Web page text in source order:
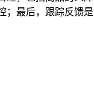
最后，跟踪反馈